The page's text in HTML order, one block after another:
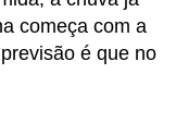
começa com a
é que no